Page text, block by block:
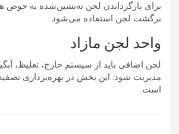
برای بازگرداندن لجن ته‌نشین‌شده به حوض
برگشت لجن استفاده می‌شود.
واحد لجن مازاد
لجن اضافی باید از سیستم خارج، تغلیظ،
مدیریت شود. این بخش در بهره‌برداری
است.